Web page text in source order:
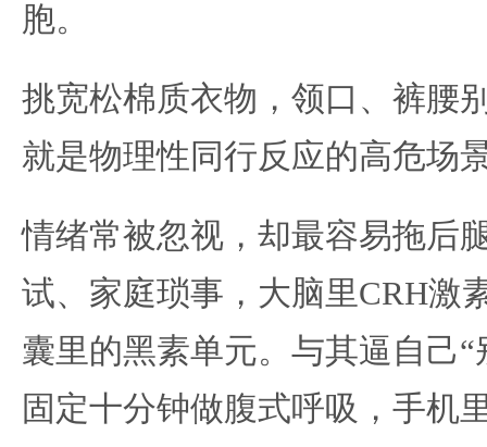
胞。
挑宽松棉质衣物，领口、裤腰
就是物理性同行反应的高危场
情绪常被忽视，却最容易拖后
试、家庭琐事，大脑里CRH激
囊里的黑素单元。与其逼自己
固定十分钟做腹式呼吸，手机